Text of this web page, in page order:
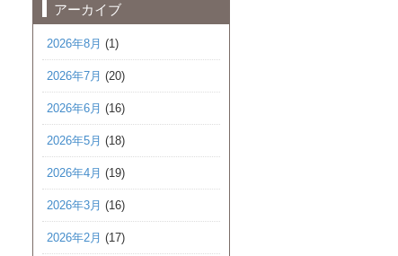
アーカイブ
2026年8月 (1)
2026年7月 (20)
2026年6月 (16)
2026年5月 (18)
2026年4月 (19)
2026年3月 (16)
2026年2月 (17)